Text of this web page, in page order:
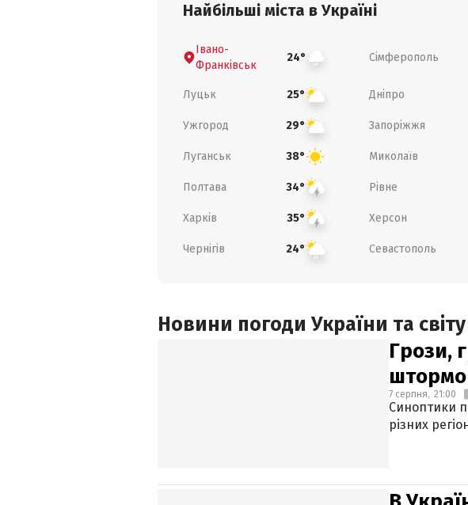
Найбільші міста в Україні
Івано-
Франківськ
24° Сімферополь
Луцьк 25° Дніпро
Ужгород 29° Запоріжжя
Луганськ 38° Миколаїв
Полтава 34° Рівне
Харків 35° Херсон
Чернігів 24° Севастополь
Новини погоди України та світу
Грози,
7 серпня, 21:00
Синоптики
різних